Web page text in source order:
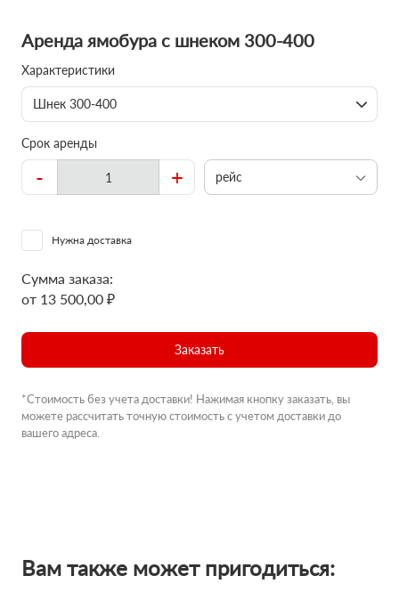
Аренда ямобура с шнеком 300-400
Характеристики
Шнек 300-400
Срок аренды
- + рейс
Нужна доставка
Сумма заказа:
от 13 500,00 ₽
Заказать
*Стоимость без учета доставки! Нажимая кнопку заказать, вы
можете рассчитать точную стоимость с учетом доставки до
вашего адреса.
Вам также может пригодиться: